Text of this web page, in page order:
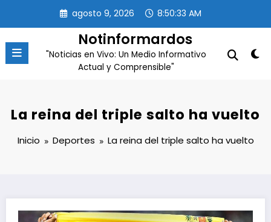
contenido
agosto 9, 2026 8:50:33 AM
Notinformardos
"Noticias en Vivo: Un Medio Informativo
Actual y Comprensible"
La reina del triple salto ha vuelto
Inicio Deportes La reina del triple salto ha vuelto